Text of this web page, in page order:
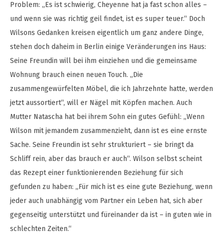
Problem: „Es ist schwierig, Cheyenne hat ja fast schon alles –
und wenn sie was richtig geil findet, ist es super teuer.“ Doch
Wilsons Gedanken kreisen eigentlich um ganz andere Dinge,
stehen doch daheim in Berlin einige Veränderungen ins Haus:
Seine Freundin will bei ihm einziehen und die gemeinsame
Wohnung brauch einen neuen Touch. „Die
zusammengewürfelten Möbel, die ich Jahrzehnte hatte, werden
jetzt aussortiert“, will er Nägel mit Köpfen machen. Auch
Mutter Natascha hat bei ihrem Sohn ein gutes Gefühl: „Wenn
Wilson mit jemandem zusammenzieht, dann ist es eine ernste
Sache. Seine Freundin ist sehr strukturiert – sie bringt da
Schliff rein, aber das brauch er auch“. Wilson selbst scheint
das Rezept einer funktionierenden Beziehung für sich
gefunden zu haben: „Für mich ist es eine gute Beziehung, wenn
jeder auch unabhängig vom Partner ein Leben hat, sich aber
gegenseitig unterstützt und füreinander da ist – in guten wie in
schlechten Zeiten.“